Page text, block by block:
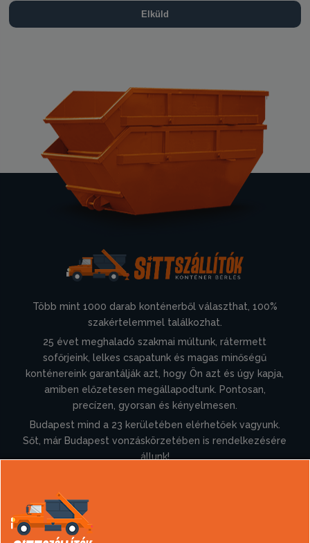
Elküld
Több mint 1000 darab konténerből választhat, 100%
szakértelemmel találkozhat.
25 évet meghaladó szakmai múltunk, rátermett
sofőrjeink, lelkes csapatunk és magas minőségű
konténereink garantálják azt, hogy Ön azt és úgy kapja,
amiben előzetesen megállapodtunk. Pontosan,
precízen, gyorsan és kényelmesen.
Budapest mind a 23 kerületében elérhetőek vagyunk.
Sőt, már Budapest vonzáskörzetében is rendelkezésére
állunk!